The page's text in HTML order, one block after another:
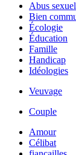
Abus
Bien
Écologie
Éducation
Famille
Handicap
Idéologies
Veuvage
Couple
Amour
Célibat